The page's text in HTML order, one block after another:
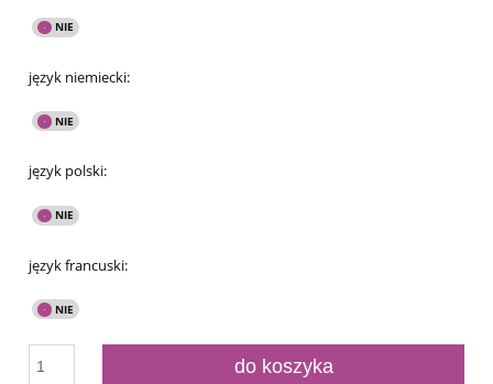
język niemiecki:
język polski:
język francuski:
do koszyka